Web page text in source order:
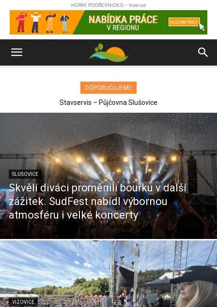
HORNÍ PODŘEVNICKO - inzerce
DOPORUČUJEME
Stavservis – Půjčovna Slušovice
SLUŠOVICE
Skvělí diváci proměnili bouřku v další
zážitek. SudFest nabídl výbornou
atmosféru i velké koncerty
VIZOVICE